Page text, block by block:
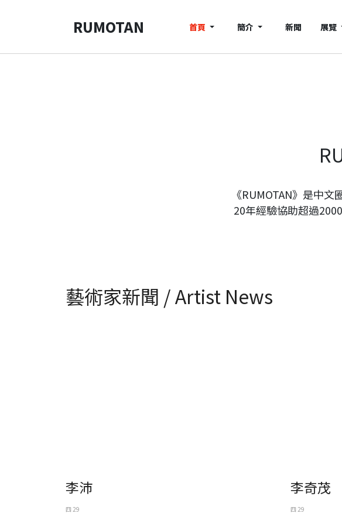
RUMOTAN 首頁 簡介 新聞 展覽
《RUMOTAN》是中
20年經驗協助超過
藝術家新聞 / Artist News
李沛
四 29
李奇茂
四 29